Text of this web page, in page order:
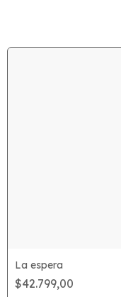
La espera
$42.799,00